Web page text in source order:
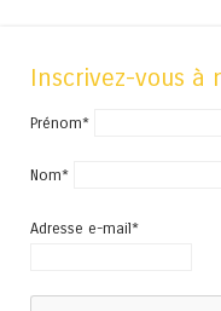
Inscrivez-vous à
Prénom*
Nom*
Adresse e-mail*